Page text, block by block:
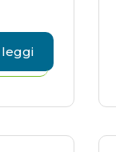
leggi